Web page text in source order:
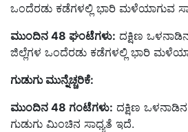
ಒಂದೆರಡು ಕಡೆಗಳಲ್ಲಿ ಭಾರಿ ಮಳೆಯಾಗುವ
ಮುಂದಿನ 48 ಘಂಟೆಗಳು: ದಕ್ಷಿಣ
ಜಿಲ್ಲೆಗಳ ಒಂದೆರಡು ಕಡೆಗಳಲ್ಲಿ ಭಾರಿ
ಗುಡುಗು ಮುನ್ನೆಚ್ಚರಿಕೆ:
ಮುಂದಿನ 48 ಗಂಟೆಗಳು: ದಕ್ಷಿಣ
ಗುಡುಗು ಮಿಂಚಿನ ಸಾಧ್ಯತೆ ಇದೆ.